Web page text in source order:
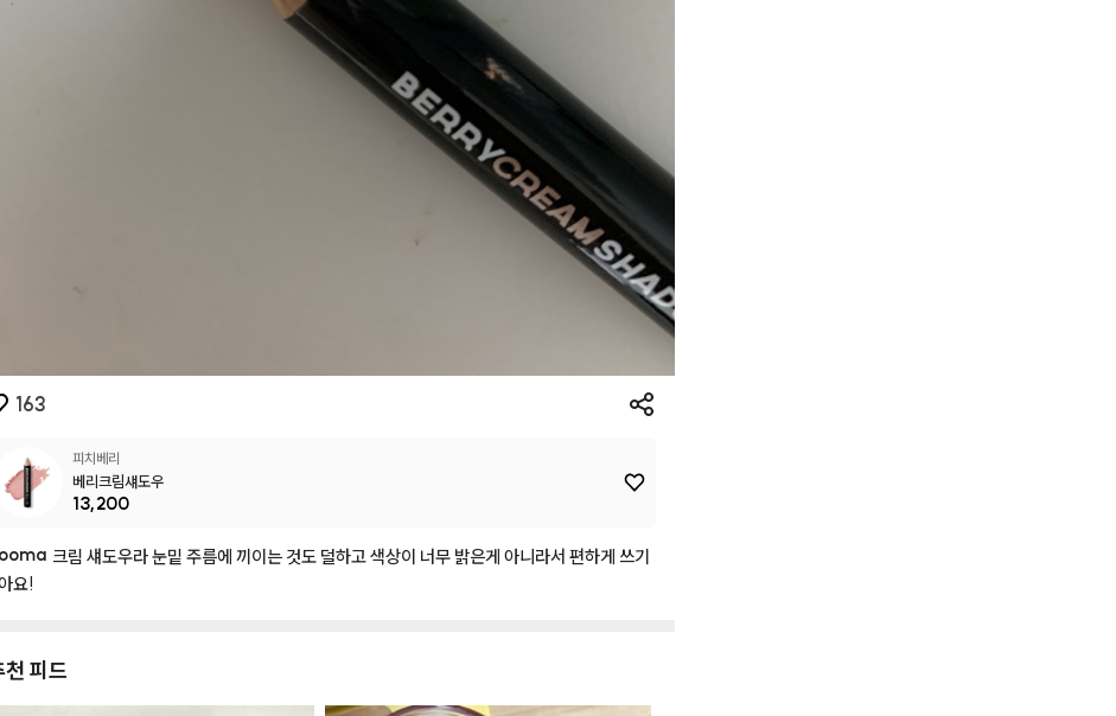
163
피치베리
베리크림섀도우
13,200
크림 섀도우라눈밑 주름에 끼이는 것도 덜하고색상이 너무 밝은게 아니라서 편하게 쓰기
요!
천 피드